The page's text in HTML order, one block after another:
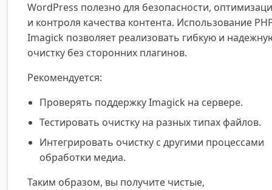
WordPress полезно для безопасности,
и контроля качества контента. Использование
Imagick позволяет реализовать гибкую и
очистку без сторонних плагинов.
Рекомендуется:
Проверять поддержку Imagick на сервере.
Тестировать очистку на разных типах файлов.
Интегрировать очистку с другими процессами
обработки медиа.
Таким образом, вы получите чистые,